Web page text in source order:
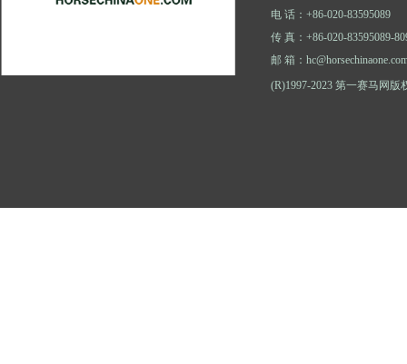
电 话：+86-020-83595089
传 真：+86-020-83595089-
邮 箱：
(R)1997-2023 第一赛马网版